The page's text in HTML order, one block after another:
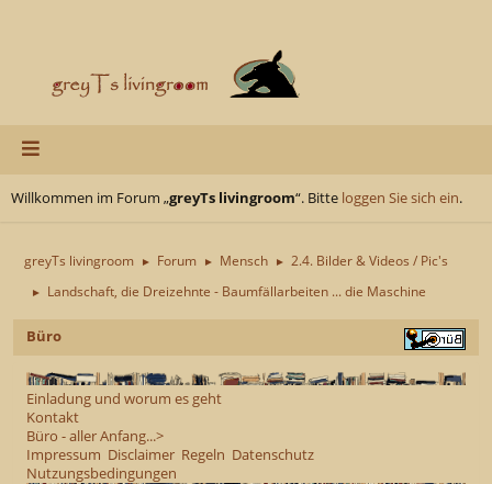
Willkommen im Forum „greyTs livingroom“. Bitte loggen Sie sich ein.
greyTs livingroom ► Forum ► Mensch ► 2.4. Bilder & Videos / Pic's
► Landschaft, die Dreizehnte - Baumfällarbeiten ... die Maschine
Büro
Einladung und worum es geht
Kontakt
Büro - aller Anfang...>
Impressum Disclaimer Regeln Datenschutz
Nutzungsbedingungen